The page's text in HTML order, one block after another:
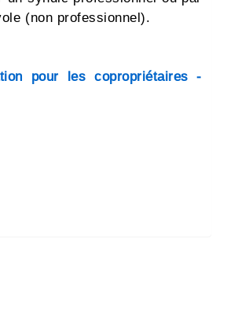
(non professionnel).
pour les copropriétaires -